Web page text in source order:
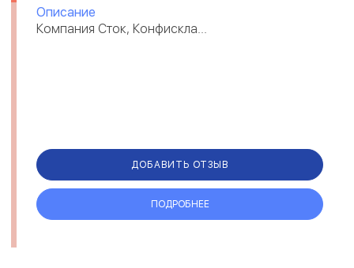
Описание
Компания Сток, Конфискла...
ДОБАВИТЬ ОТЗЫВ
ПОДРОБНЕЕ